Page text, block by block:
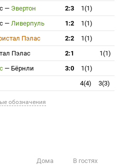
— Эвертон 2:3
1(1)
— Ливерпуль 1:2
1(1)
Пэлас 2:2
1(1)
Пэлас 2:1
1(1)
— Бёрнли 3:0
1(1)
4(4) 3(3)
обозначения
Дома
В гостях